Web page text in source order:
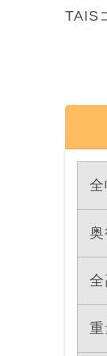
TAIS
【
全
奥
全
重